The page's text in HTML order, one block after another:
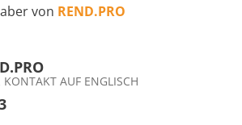
von REND.PRO
KONTAKT AUF ENGLISCH